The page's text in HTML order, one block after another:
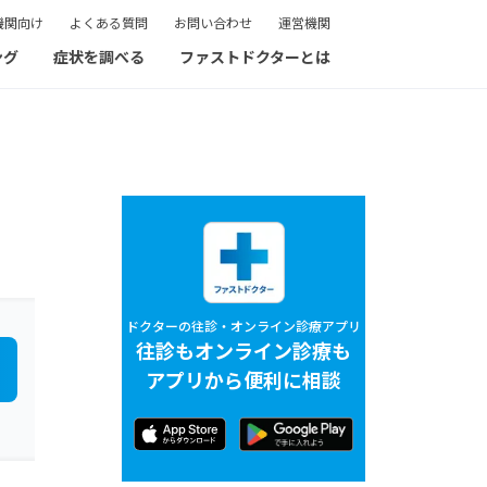
関向け よくある質問 お問い合わせ 運営機関
症状を調べる ファストドクターとは
ドクターの往診・オンライン診療アプリ
往診もオンライン診療も
アプリから便利に相談